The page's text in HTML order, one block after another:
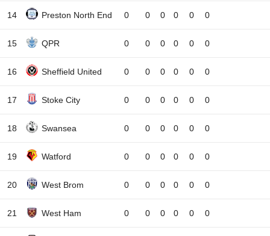
14 Preston North End 0 0 0 0 0 0
15 QPR 0 0 0 0 0 0
16 Sheffield United 0 0 0 0 0 0
17 Stoke City 0 0 0 0 0 0
18 Swansea 0 0 0 0 0 0
19 Watford 0 0 0 0 0 0
20 West Brom 0 0 0 0 0 0
21 West Ham 0 0 0 0 0 0